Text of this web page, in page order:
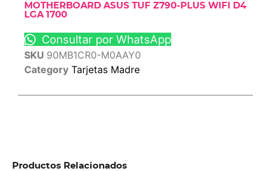
MOTHERBOARD ASUS TUF Z790-PLUS WIFI D4
LGA 1700
Consultar por WhatsApp
SKU 90MB1CR0-M0AAY0
Category Tarjetas Madre
Productos Relacionados